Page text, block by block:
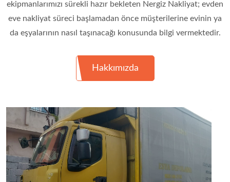
ekipmanlarımızı sürekli hazır bekleten Nergiz Nakliyat; evden
eve nakliyat süreci başlamadan önce müşterilerine evinin ya
da eşyalarının nasıl taşınacağı konusunda bilgi vermektedir.
Hakkımızda